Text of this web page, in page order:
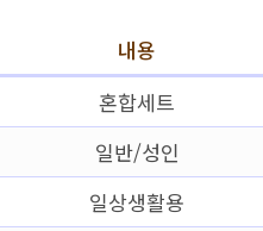
내용
혼합세트
일반/성인
일상생활용